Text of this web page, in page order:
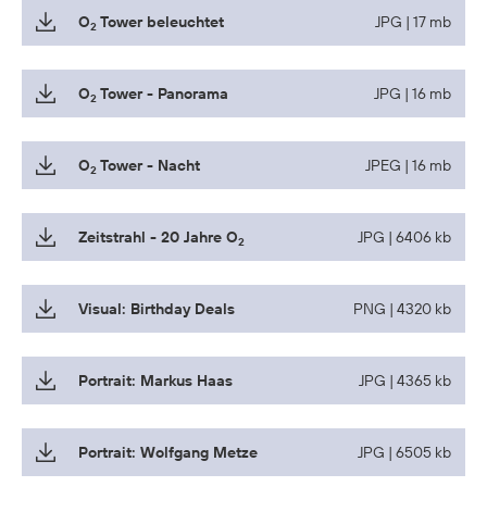
O2 Tower beleuchtet JPG | 17 mb
O2 Tower - Panorama JPG | 16 mb
O2 Tower - Nacht JPEG | 16 mb
Zeitstrahl - 20 Jahre O2 JPG | 6406 kb
Visual: Birthday Deals PNG | 4320 kb
Portrait: Markus Haas JPG | 4365 kb
Portrait: Wolfgang Metze JPG | 6505 kb